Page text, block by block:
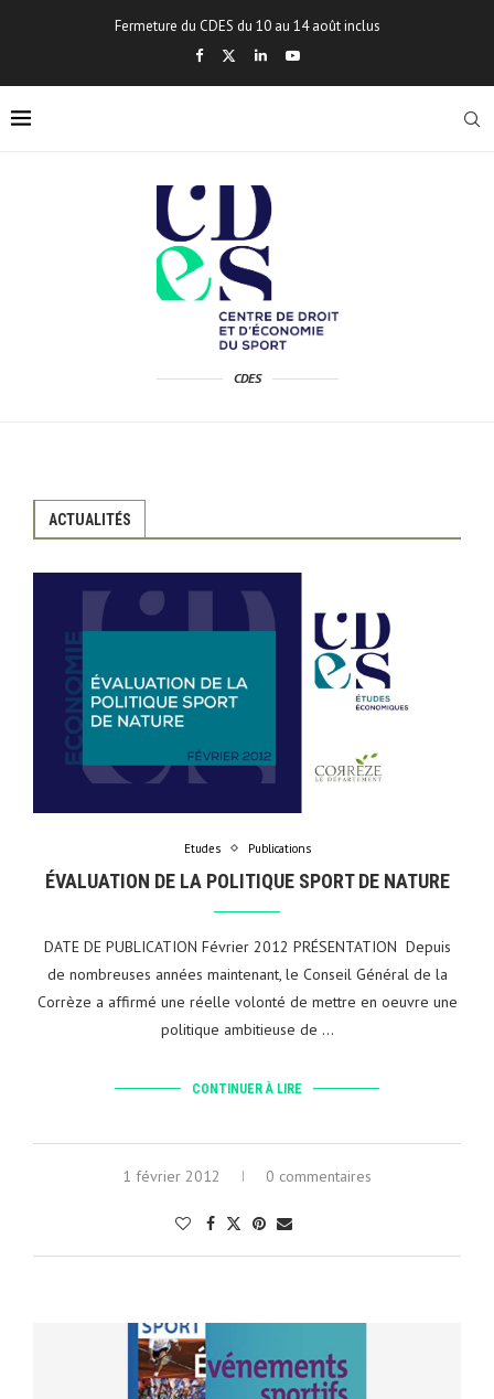
Fermeture du CDES du 10 au 14 août inclus
CDES
ACTUALITÉS
Etudes Publications
ÉVALUATION DE LA POLITIQUE SPORT DE NATURE
DATE DE PUBLICATION Février 2012 PRÉSENTATION Depuis
de nombreuses années maintenant, le Conseil Général de la
Corrèze a affirmé une réelle volonté de mettre en oeuvre une
politique ambitieuse de …
CONTINUER À LIRE
1 février 2012 0 commentaires